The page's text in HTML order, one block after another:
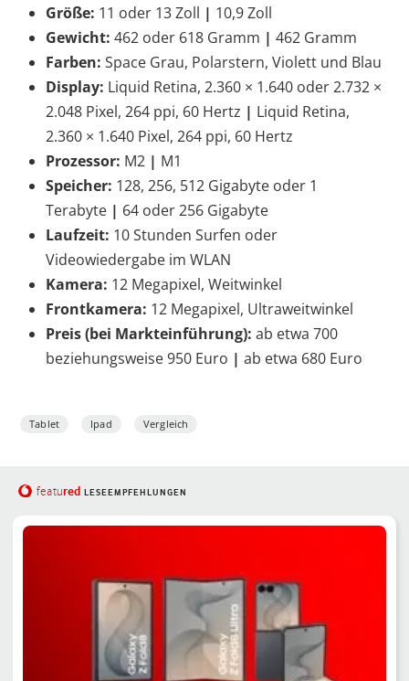
Größe: 11 oder 13 Zoll | 10,9 Zoll
Gewicht: 462 oder 618 Gramm | 462 Gramm
Farben: Space Grau, Polarstern, Violett und Blau
Display: Liquid Retina, 2.360 × 1.640 oder 2.732 ×
2.048 Pixel, 264 ppi, 60 Hertz | Liquid Retina,
2.360 × 1.640 Pixel, 264 ppi, 60 Hertz
Prozessor: M2 | M1
Speicher: 128, 256, 512 Gigabyte oder 1
Terabyte | 64 oder 256 Gigabyte
Laufzeit: 10 Stunden Surfen oder
Videowiedergabe im WLAN
Kamera: 12 Megapixel, Weitwinkel
Frontkamera: 12 Megapixel, Ultraweitwinkel
Preis (bei Markteinführung): ab etwa 700
beziehungsweise 950 Euro | ab etwa 680 Euro
Tablet Ipad Vergleich
featured LESEEMPFEHLUNGEN